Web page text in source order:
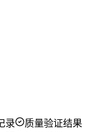
录
质量验证结果